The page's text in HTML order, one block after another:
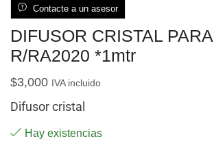
Contacte a un asesor
DIFUSOR CRISTAL
R/RA2020 *1mtr
$3,000 IVA incluido
Difusor cristal
Hay existencias